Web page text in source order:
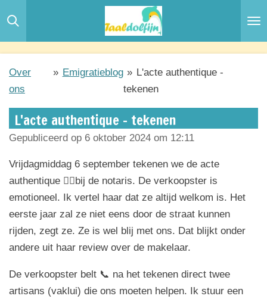
Ga
direct
hoofdinhoud
Over
ons
» Emigratieblog » L'acte authentique -
tekenen
L'acte authentique - tekenen
Gepubliceerd op 6 oktober 2024 om 12:11
Vrijdagmiddag 6 september tekenen we de acte
authentique ✍🏼bij de notaris. De verkoopster is
emotioneel. Ik vertel haar dat ze altijd welkom is. Het
eerste jaar zal ze niet eens door de straat kunnen
rijden, zegt ze. Ze is wel blij met ons. Dat blijkt onder
andere uit haar review over de makelaar.
De verkoopster belt 📞 na het tekenen direct twee
artisans (vaklui) die ons moeten helpen. Ik stuur een